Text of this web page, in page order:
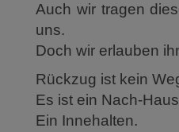
Auch wir tragen
uns.
Doch wir erlauben
Rückzug ist kein
Es ist ein Nach-
Ein Innehalten.